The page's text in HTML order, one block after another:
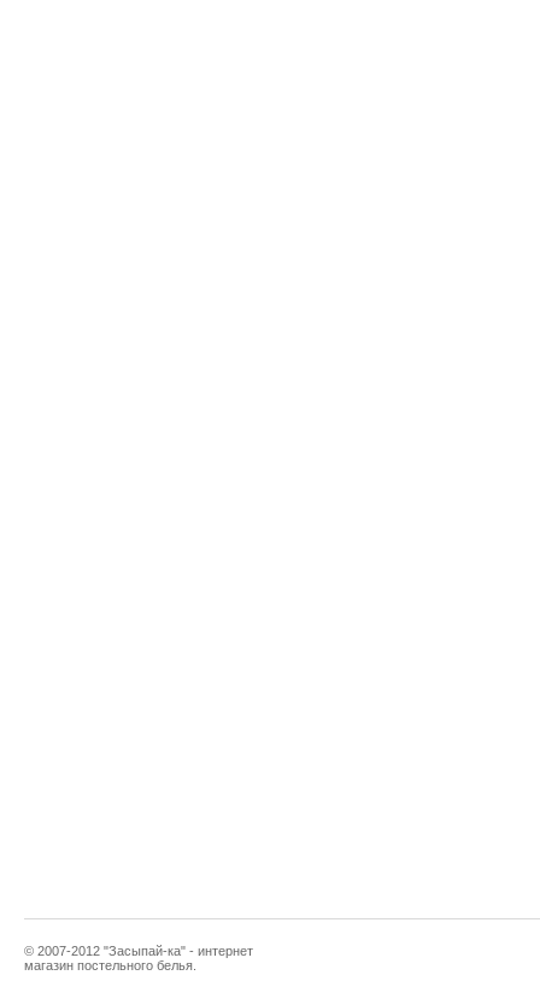
© 2007-2012 "Засыпай-ка" - интернет
магазин постельного белья.